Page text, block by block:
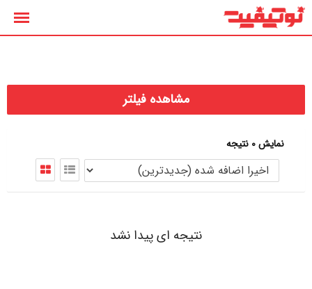
پرش
مشاهده فیلتر
نمایش 0 نتیجه
نتیجه ای پیدا نشد